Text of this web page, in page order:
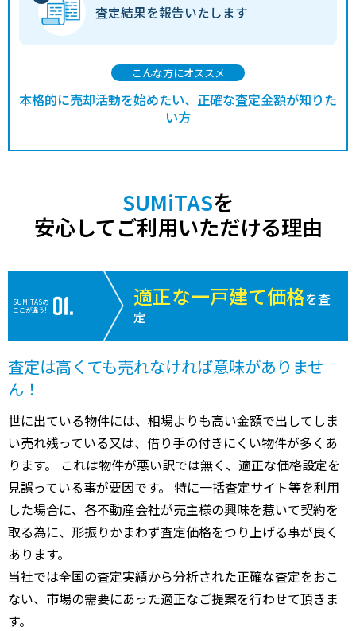
査定結果を報告いたします
こんな方にオススメ
本格的に売却活動を始めたい、正確な査定金額が知りた
い方
SUMiTASを
安心してご利用いただける理由
SUMiTASの
ここが違う!
適正な一戸建て価格を査
定
査定は高くても売れなければ意味がありませ
ん！
世に出ている物件には、相場よりも高い金額で出してしま
い売れ残っている又は、借り手の付きにくい物件が多くあ
ります。 これは物件が悪い訳では無く、適正な価格設定を
見誤っている事が要因です。 特に一括査定サイト等を利用
した場合に、各不動産会社が売主様の興味を惹いて契約を
取る為に、形振りかまわず査定価格をつり上げる事が良く
あります。
当社では全国の査定実績から分析された正確な査定をおこ
ない、市場の需要にあった適正なご提案を行わせて頂きま
す。